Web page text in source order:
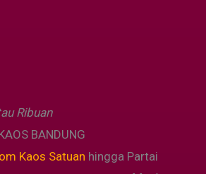
Ribuan
BANDUNG
Kaos Satuan hingga Partai